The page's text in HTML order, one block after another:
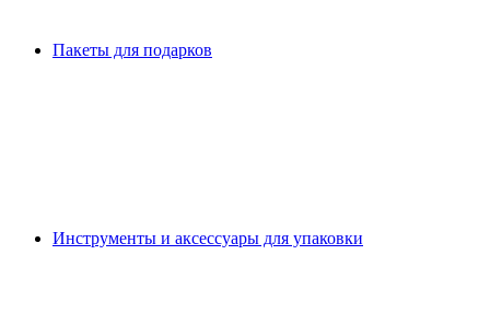
Пакеты для подарков
Инструменты и аксессуары для упаковки